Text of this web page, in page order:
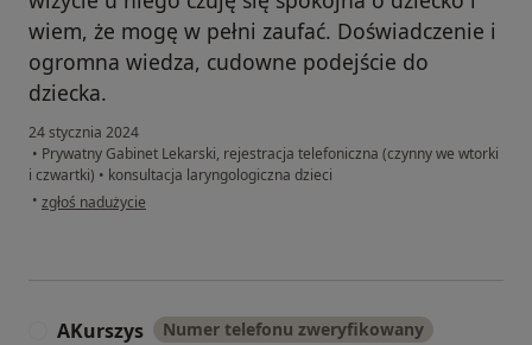
wiem, że mogę w pełni zaufać. Doświadczenie i
ogromna wiedza, cudowne podejście do
dziecka.
24 stycznia 2024
• Prywatny Gabinet Lekarski, rejestracja telefoniczna (czynny we wtorki
i czwartki) • konsultacja laryngologiczna dzieci
• w opinii użytkownika Małgorzata
zgłoś nadużycie
AKurszys Numer telefonu zweryfikowany